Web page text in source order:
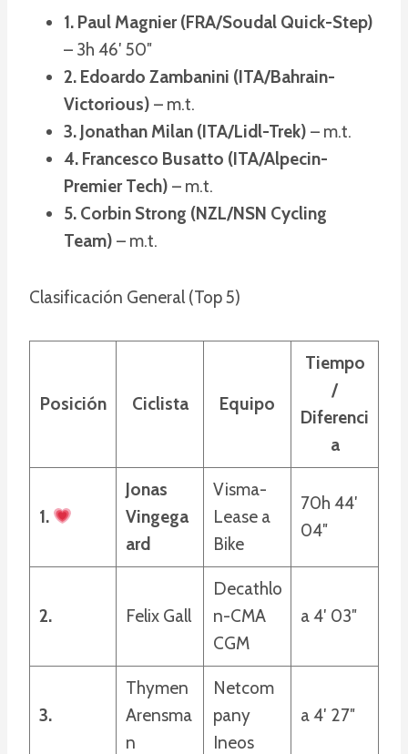
1. Paul Magnier (FRA/Soudal Quick-Step)
– 3h 46′ 50″
2. Edoardo Zambanini (ITA/Bahrain-
Victorious) – m.t.
3. Jonathan Milan (ITA/Lidl-Trek) – m.t.
4. Francesco Busatto (ITA/Alpecin-
Premier Tech) – m.t.
5. Corbin Strong (NZL/NSN Cycling
Team) – m.t.
Clasificación General (Top 5)
Posición Ciclista Equipo
Tiempo
/
Diferenci
a
1.
Jonas
Vingega
ard
Visma-
Lease a
Bike
70h 44′
04″
2. Felix Gall
Decathlo
n-CMA
CGM
a 4′ 03″
3.
Thymen
Arensma
n
Netcom
pany
Ineos
a 4′ 27″